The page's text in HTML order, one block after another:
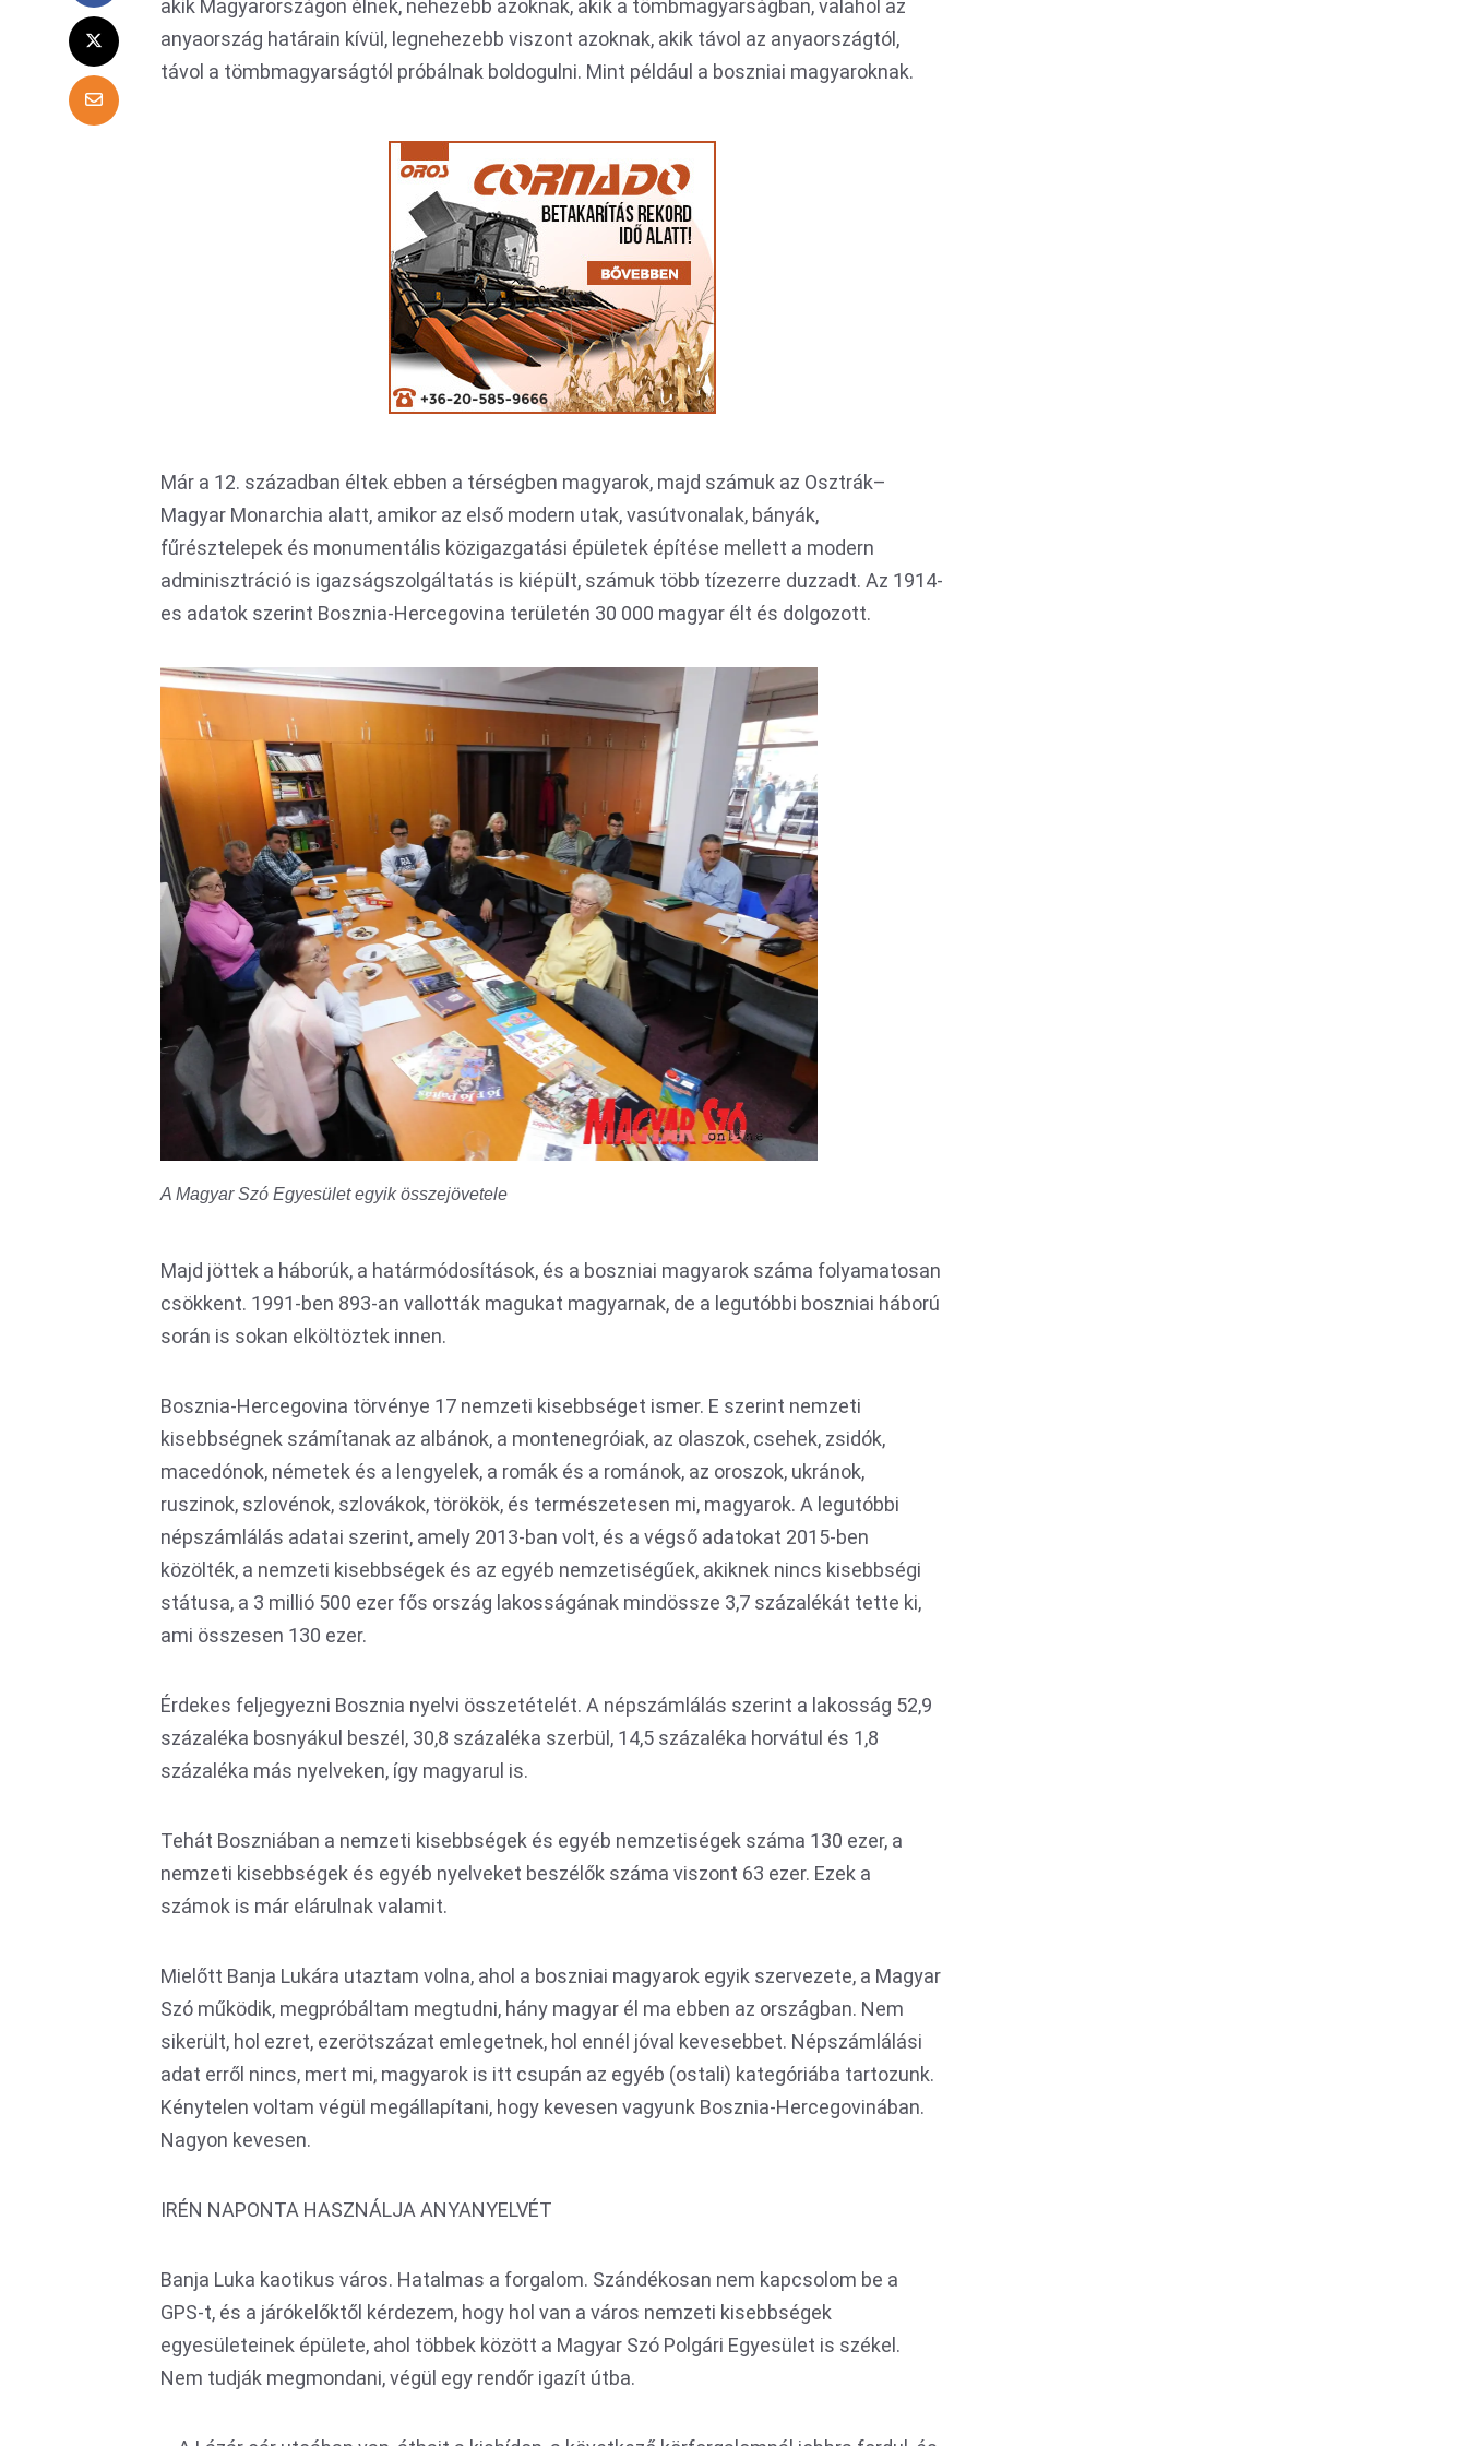
akik Magyarországon élnek, nehezebb azoknak, akik a tömbmagyarságban, valahol az
anyaország határain kívül, legnehezebb viszont azoknak, akik távol az anyaországtól,
távol a tömbmagyarságtól próbálnak boldogulni. Mint például a boszniai magyaroknak.
Már a 12. században éltek ebben a térségben magyarok, majd számuk az Osztrák–
Magyar Monarchia alatt, amikor az első modern utak, vasútvonalak, bányák,
fűrésztelepek és monumentális közigazgatási épületek építése mellett a modern
adminisztráció is igazságszolgáltatás is kiépült, számuk több tízezerre duzzadt. Az 1914-
es adatok szerint Bosznia-Hercegovina területén 30 000 magyar élt és dolgozott.
A Magyar Szó Egyesület egyik összejövetele
Majd jöttek a háborúk, a határmódosítások, és a boszniai magyarok száma folyamatosan
csökkent. 1991-ben 893-an vallották magukat magyarnak, de a legutóbbi boszniai háború
során is sokan elköltöztek innen.
Bosznia-Hercegovina törvénye 17 nemzeti kisebbséget ismer. E szerint nemzeti
kisebbségnek számítanak az albánok, a montenegróiak, az olaszok, csehek, zsidók,
macedónok, németek és a lengyelek, a romák és a románok, az oroszok, ukránok,
ruszinok, szlovénok, szlovákok, törökök, és természetesen mi, magyarok. A legutóbbi
népszámlálás adatai szerint, amely 2013-ban volt, és a végső adatokat 2015-ben
közölték, a nemzeti kisebbségek és az egyéb nemzetiségűek, akiknek nincs kisebbségi
státusa, a 3 millió 500 ezer fős ország lakosságának mindössze 3,7 százalékát tette ki,
ami összesen 130 ezer.
Érdekes feljegyezni Bosznia nyelvi összetételét. A népszámlálás szerint a lakosság 52,9
százaléka bosnyákul beszél, 30,8 százaléka szerbül, 14,5 százaléka horvátul és 1,8
százaléka más nyelveken, így magyarul is.
Tehát Boszniában a nemzeti kisebbségek és egyéb nemzetiségek száma 130 ezer, a
nemzeti kisebbségek és egyéb nyelveket beszélők száma viszont 63 ezer. Ezek a
számok is már elárulnak valamit.
Mielőtt Banja Lukára utaztam volna, ahol a boszniai magyarok egyik szervezete, a Magyar
Szó működik, megpróbáltam megtudni, hány magyar él ma ebben az országban. Nem
sikerült, hol ezret, ezerötszázat emlegetnek, hol ennél jóval kevesebbet. Népszámlálási
adat erről nincs, mert mi, magyarok is itt csupán az egyéb (ostali) kategóriába tartozunk.
Kénytelen voltam végül megállapítani, hogy kevesen vagyunk Bosznia-Hercegovinában.
Nagyon kevesen.
IRÉN NAPONTA HASZNÁLJA ANYANYELVÉT
Banja Luka kaotikus város. Hatalmas a forgalom. Szándékosan nem kapcsolom be a
GPS-t, és a járókelőktől kérdezem, hogy hol van a város nemzeti kisebbségek
egyesületeinek épülete, ahol többek között a Magyar Szó Polgári Egyesület is székel.
Nem tudják megmondani, végül egy rendőr igazít útba.